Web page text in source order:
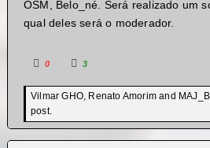
OSM, Belo_né. Será realizado um
qual deles será o moderador.
0 3
Vilmar GHO, Renato Amorim and
post.